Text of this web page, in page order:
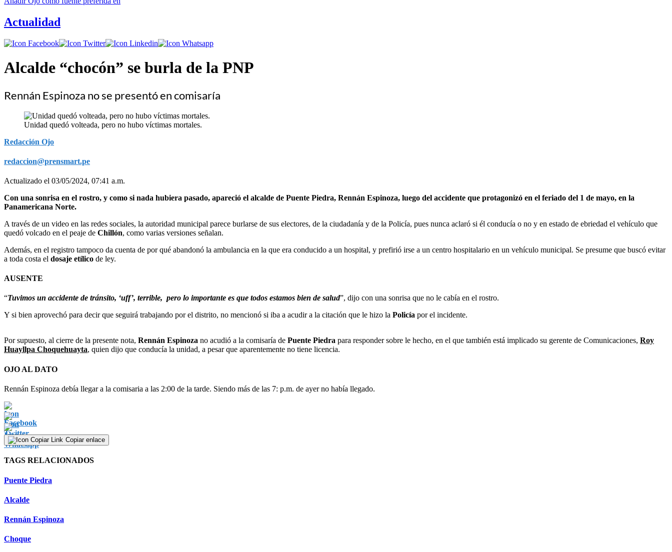
Actualidad
Alcalde “chocón” se burla de la PNP
Rennán Espinoza no se presentó en comisaría
Unidad quedó volteada, pero no hubo víctimas mortales.
Redacción Ojo
redaccion@prensmart.pe
Actualizado el 03/05/2024, 07:41 a.m.
Con una sonrisa en el rostro, y como si nada hubiera pasado, apareció el alcalde de Puente Piedra, Rennán Espinoza, luego del accidente que protagonizó en el feriado del 1 de mayo, en la
Panamericana Norte.
A través de un video en las redes sociales, la autoridad municipal parece burlarse de sus electores, de la ciudadanía y de la Policía, pues nunca aclaró si él conducía o no y en estado de ebriedad el vehículo que
quedó volcado en el peaje de Chillón, como varias versiones señalan.
Además, en el registro tampoco da cuenta de por qué abandonó la ambulancia en la que era conducido a un hospital, y prefirió irse a un centro hospitalario en un vehículo municipal. Se presume que buscó evitar
a toda costa el dosaje etílico de ley.
AUSENTE
“Tuvimos un accidente de tránsito, ‘uff’, terrible, pero lo importante es que todos estamos bien de salud”, dijo con una sonrisa que no le cabía en el rostro.
Y si bien aprovechó para decir que seguirá trabajando por el distrito, no mencionó si iba a acudir a la citación que le hizo la Policía por el incidente.
Por supuesto, al cierre de la presente nota, Rennán Espinoza no acudió a la comisaría de Puente Piedra para responder sobre le hecho, en el que también está implicado su gerente de Comunicaciones, Roy
Huayllpa Choquehuayta, quien dijo que conducía la unidad, a pesar que aparentemente no tiene licencia.
OJO AL DATO
Rennán Espinoza debía llegar a la comisaria a las 2:00 de la tarde. Siendo más de las 7: p.m. de ayer no había llegado.
Copiar enlace
TAGS RELACIONADOS
Puente Piedra
Alcalde
Rennán Espinoza
Choque